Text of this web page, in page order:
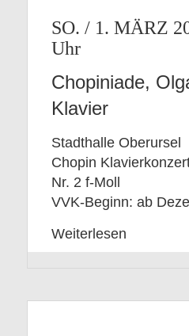
SO. / 1. MÄRZ
Chopiniade,
Klavier
Stadthalle Oberursel
Chopin
Nr. 2 f-Moll
VVK-Beginn: ab
Weiterlesen